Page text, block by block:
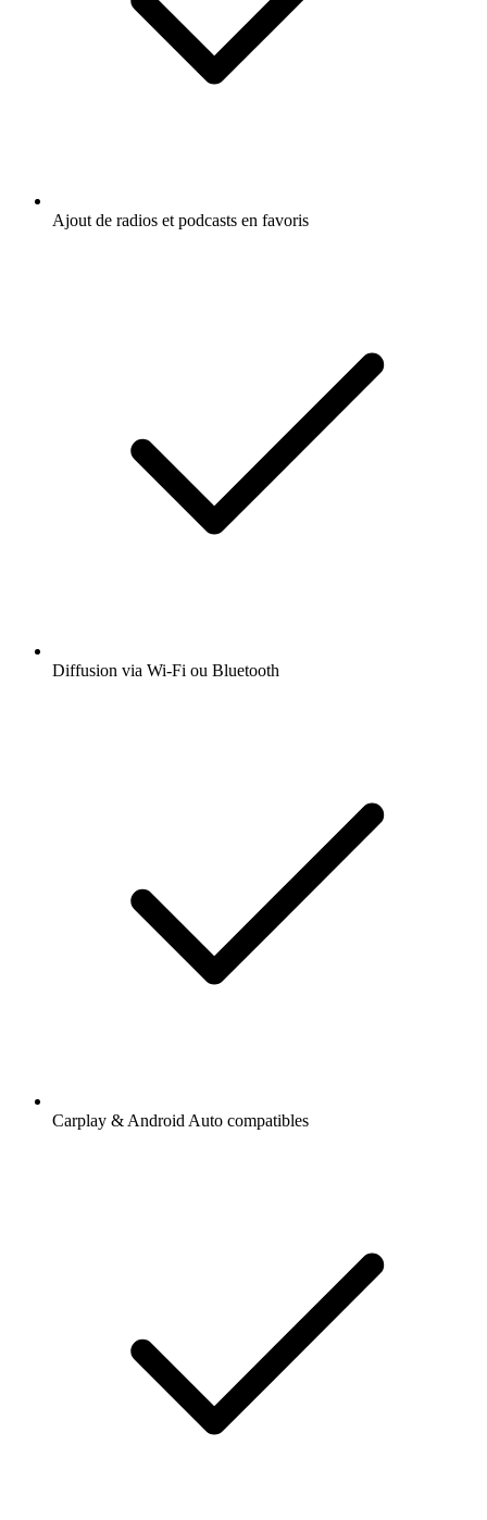
Ajout de radios et podcasts en favoris
Diffusion via Wi-Fi ou Bluetooth
Carplay & Android Auto compatibles